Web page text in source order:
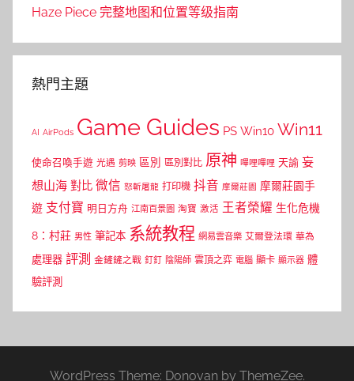
Haze Piece 完整地图和位置等级指南
熱門主題
AI AirPods Game Guides PS Win10 Win11
使命召喚手遊 光遇 剪映 區別 區別對比 原神 嗶哩嗶哩 天諭 妄
想山海 對比 微信 怒斬屠龍 打印機 抖音 摩爾莊園 摩爾莊園手
遊 支付寶 明日方舟 江南百景圖 淘寶 激活 王者榮耀 生化危機
8：村莊 男性 筆記本 系統教程 網易雲音樂 艾爾登法環 華為
處理器 評測 金鏟鏟之戰 釘釘 陰陽師 雲頂之弈 電腦 顯卡 顯示器 體
驗評測
WordPress Theme: Donovan by ThemeZee.